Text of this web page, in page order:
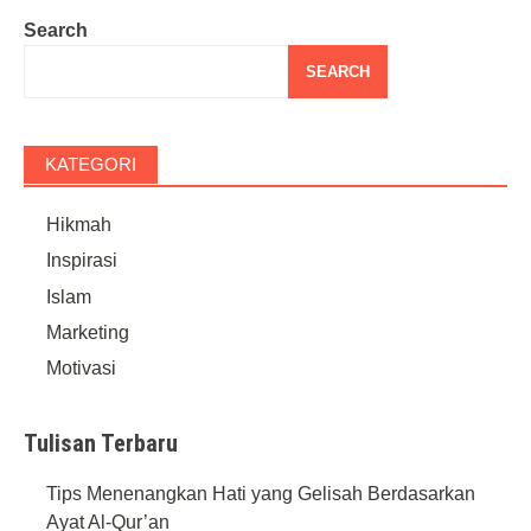
Search
SEARCH
KATEGORI
Hikmah
Inspirasi
Islam
Marketing
Motivasi
Tulisan Terbaru
Tips Menenangkan Hati yang Gelisah Berdasarkan
Ayat Al-Qur’an